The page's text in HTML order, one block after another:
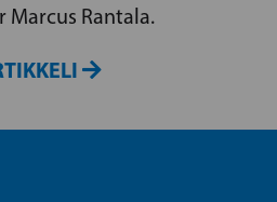
Marcus Rantala.